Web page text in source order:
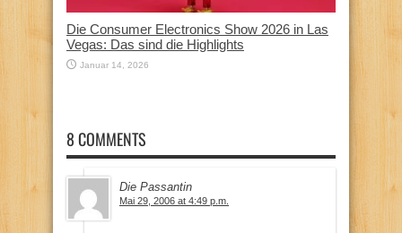
Die Consumer Electronics Show 2026 in Las
Vegas: Das sind die Highlights
Januar 14, 2026
8 COMMENTS
Die Passantin
Mai 29, 2006 at 4:49 p.m.